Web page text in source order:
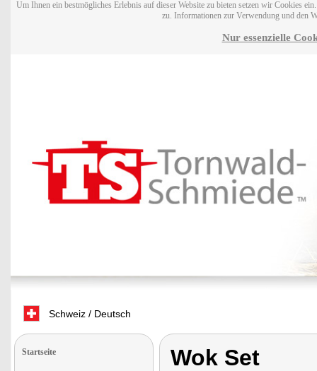
Um Ihnen ein bestmögliches Erlebnis auf dieser Website zu bieten setzen wir Cookies
zu. Informationen zur Verwendung und den
Nur essenzielle
Schweiz / Deutsch
Startseite Wok Set